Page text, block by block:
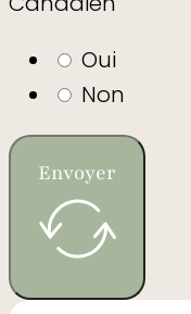
Oui
Non
Envoyer